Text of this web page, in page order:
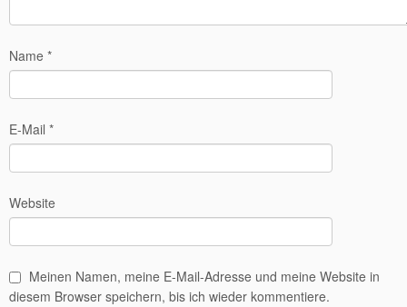
Name *
E-Mail *
Website
Meinen Namen, meine E-Mail-Adresse und meine Website in
diesem Browser speichern, bis ich wieder kommentiere.